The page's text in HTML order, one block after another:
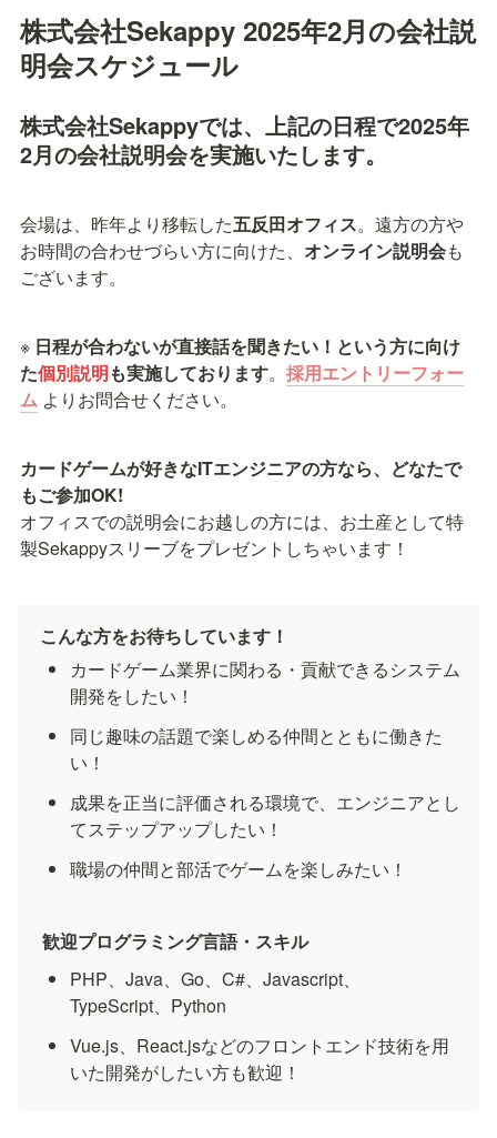
株式会社Sekappy 2025年2月の会社説
明会スケジュール
株式会社Sekappyでは、上記の日程で2025年
2月の会社説明会を実施いたします。
会場は、昨年より移転した五反田オフィス。遠方の方や
お時間の合わせづらい方に向けた、 オンライン説明会も
ございます。
※ 日程が合わないが直接話を聞きたい！という方に向け
た個別説明も実施しております。 採用エントリーフォー
ム よりお問合せください。
カードゲームが好きなITエンジニアの方なら、どなたで
オフィスでの説明会にお越しの方には、お土産として特
製Sekappyスリーブをプレゼントしちゃいます！
こんな方をお待ちしています！
カードゲーム業界に関わる・貢献できるシステム
開発をしたい！
同じ趣味の話題で楽しめる仲間とともに働きた
い！
成果を正当に評価される環境で、エンジニアとし
てステップアップしたい！
職場の仲間と部活でゲームを楽しみたい！
歓迎プログラミング言語・スキル
PHP、Java、Go、C#、Javascript、
TypeScript、Python
Vue.js、React.jsなどのフロントエンド技術を用
いた開発がしたい方も歓迎！